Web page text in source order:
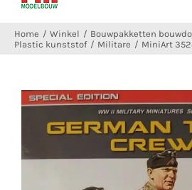
Home Winkel
Bouwpakketten
Plastic kunststof
Militare MiniArt